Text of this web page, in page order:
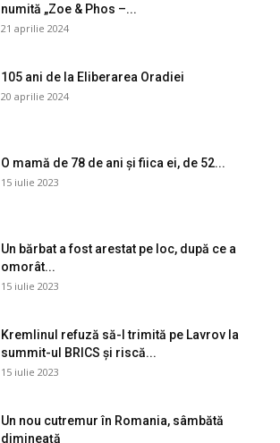
numită „Zoe & Phos –...
21 aprilie 2024
105 ani de la Eliberarea Oradiei
20 aprilie 2024
O mamă de 78 de ani și fiica ei, de 52...
15 iulie 2023
Un bărbat a fost arestat pe loc, după ce a
omorât...
15 iulie 2023
Kremlinul refuză să-l trimită pe Lavrov la
summit-ul BRICS și riscă...
15 iulie 2023
Un nou cutremur în Romania, sâmbătă
dimineață